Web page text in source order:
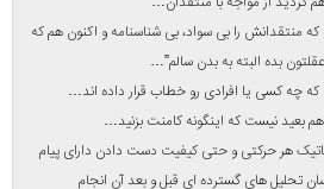
قرن غلبه مستضعفان بر مستکبران است.
پاسخ
رابطه با خبرهای داخلی شهرستان،اطلاع رسانی
که جای تقدیر و تشکر داره. ولی اگر بخشی رو هم